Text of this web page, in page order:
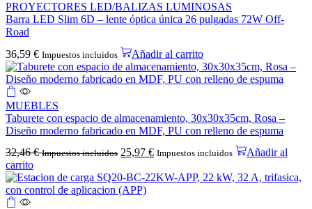
PROYECTORES LED/BALIZAS LUMINOSAS
Barra LED Slim 6D – lente óptica única 26 pulgadas 72W Off-
Road
36,59 € Impuestos incluidos Añadir al carrito
MUEBLES
Taburete con espacio de almacenamiento, 30x30x35cm, Rosa –
Diseño moderno fabricado en MDF, PU con relleno de espuma
32,46€ Impuestos incluidos 25,97 € Impuestos incluidos
Añadir al
carrito